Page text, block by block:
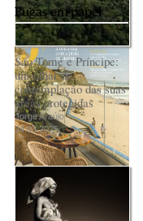
São Tomé e Príncipe:
um olhar de
contemplação das suas
áreas protegidas
Jorge Araújo
24.03.2025
Fugas em papel